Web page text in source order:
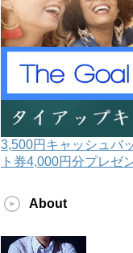
3,500円キャッシュバ
ト券4,000円分プレゼ
About